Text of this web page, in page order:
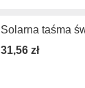
Solarna taśma
31,56 zł